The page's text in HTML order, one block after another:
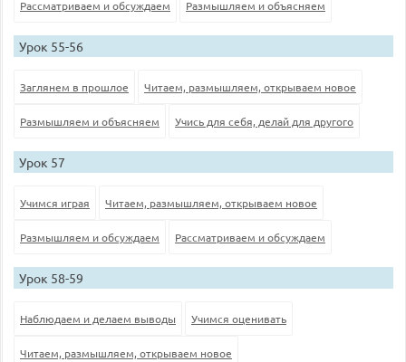
Рассматриваем и обсуждаем Размышляем и объясняем
Урок 55-56
Заглянем в прошлое Читаем, размышляем, открываем новое
Размышляем и объясняем Учись для себя, делай для другого
Урок 57
Учимся играя Читаем, размышляем, открываем новое
Размышляем и обсуждаем Рассматриваем и обсуждаем
Урок 58-59
Наблюдаем и делаем выводы Учимся оценивать
Читаем, размышляем, открываем новое